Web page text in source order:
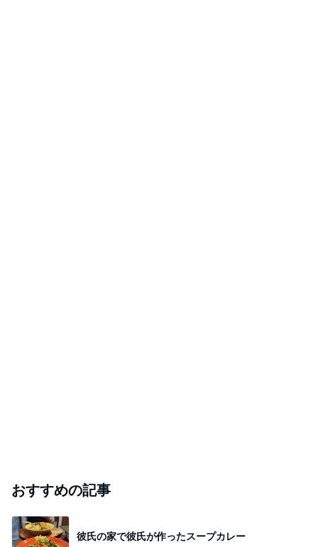
おすすめの記事
彼氏の家で彼氏が作ったスープカレー